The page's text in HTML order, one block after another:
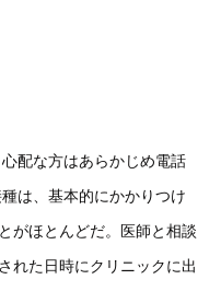
配な方はあらかじめ電話
は、基本的にかかりつけ
がほとんどだ。医師と相談
れた日時にクリニックに出